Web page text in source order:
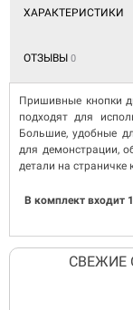
ХАРАКТЕРИСТИКИ
ОТЗЫВЫ 0
Пришивные кнопки
подходят для
Большие, удобные
для демонстрации,
детали на
В комплект входит
СВЕЖИЕ